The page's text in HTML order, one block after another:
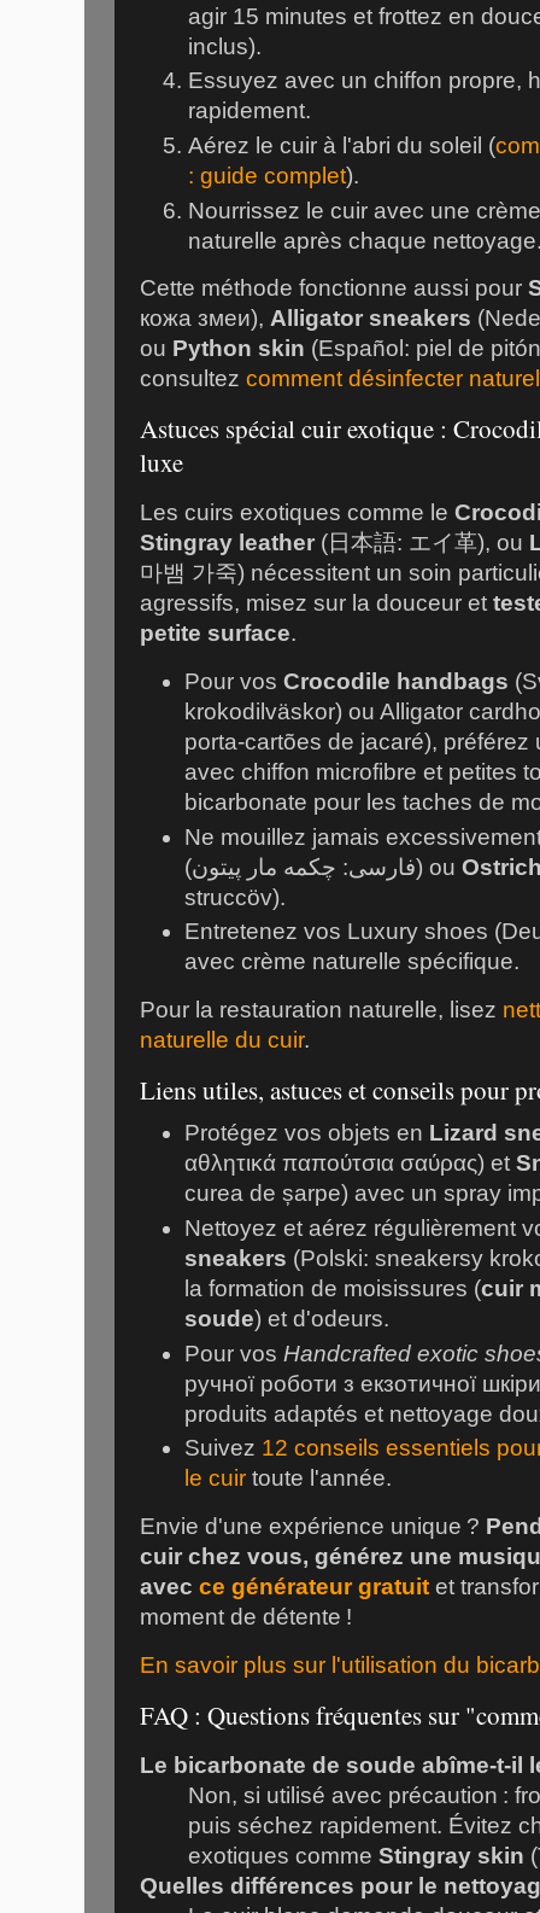
agir 15 minutes et frottez en
inclus).
Essuyez avec un chiffon propre,
rapidement.
Aérez le cuir à l'abri du soleil (
: guide complet).
Nourrissez le cuir avec une
naturelle après chaque
Cette méthode fonctionne aussi pour
кожа змеи), Alligator sneakers
ou Python skin (Español: piel de
consultez comment désinfecter
Astuces spécial cuir exotique :
luxe
Les cuirs exotiques comme le
Stingray leather (日本語: エイ革), ou
마뱀 가죽) nécessitent un soin
agressifs, misez sur la douceur et
petite surface.
Pour vosCrocodile handbags
krokodilväskor) ou Alligator
porta-cartões de jacaré), préférez
avec chiffon microfibre et petites
bicarbonate pour les taches de
Ne mouillez jamais
(فارسی: چکمه مار پیتون) ou
struccöv).
Entretenez vos Luxury shoes
avec crème naturelle spécifique.
Pour la restauration naturelle, lisez
naturelle du cuir.
Liens utiles, astuces et conseils pour
Protégez vos objets en Lizard
αθλητικά παπούτσια σαύρας) et
curea de șarpe) avec un spray
Nettoyez et aérez régulièrement
sneakers (Polski: sneakersy
la formation de moisissures (cuir
soude) et d'odeurs.
Pour vos Handcrafted exotic
ручної роботи з екзотичної
produits adaptés et nettoyage
Suivez 12 conseils essentiels
le cuir toute l'année.
Envie d'une expérience unique ?
cuir chez vous, générez une
avec ce générateur gratuit et
moment de détente !
En savoir plus sur l'utilisation du
FAQ : Questions fréquentes sur
Le bicarbonate de soude abîme-t-il
Non, si utilisé avec précaution :
puis séchez rapidement. Évitez
exotiques comme Stingray skin
Quelles différences pour le